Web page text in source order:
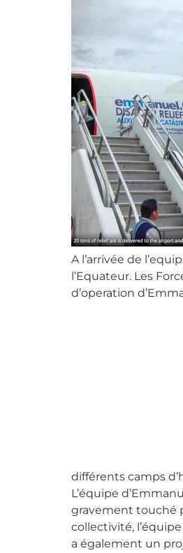
A l’arrivée de
l’Equateur. Les
d’operation
différents camps
L’équipe
gravement touché
collectivité,
a également un